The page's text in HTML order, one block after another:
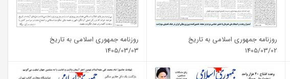
روزنامه جمهوری اسلامی به تاریخ
1405/03/03
روزنامه جمهوری اسلامی به تاریخ
1405/03/02